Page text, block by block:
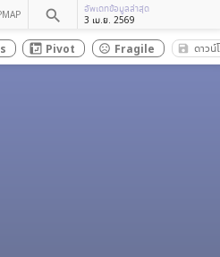
search
อัพเดทข้อมูลล่าสุด
3 เม.ย. 2569
Pivot sentiment_dissatisfied Fragile ดาวน์